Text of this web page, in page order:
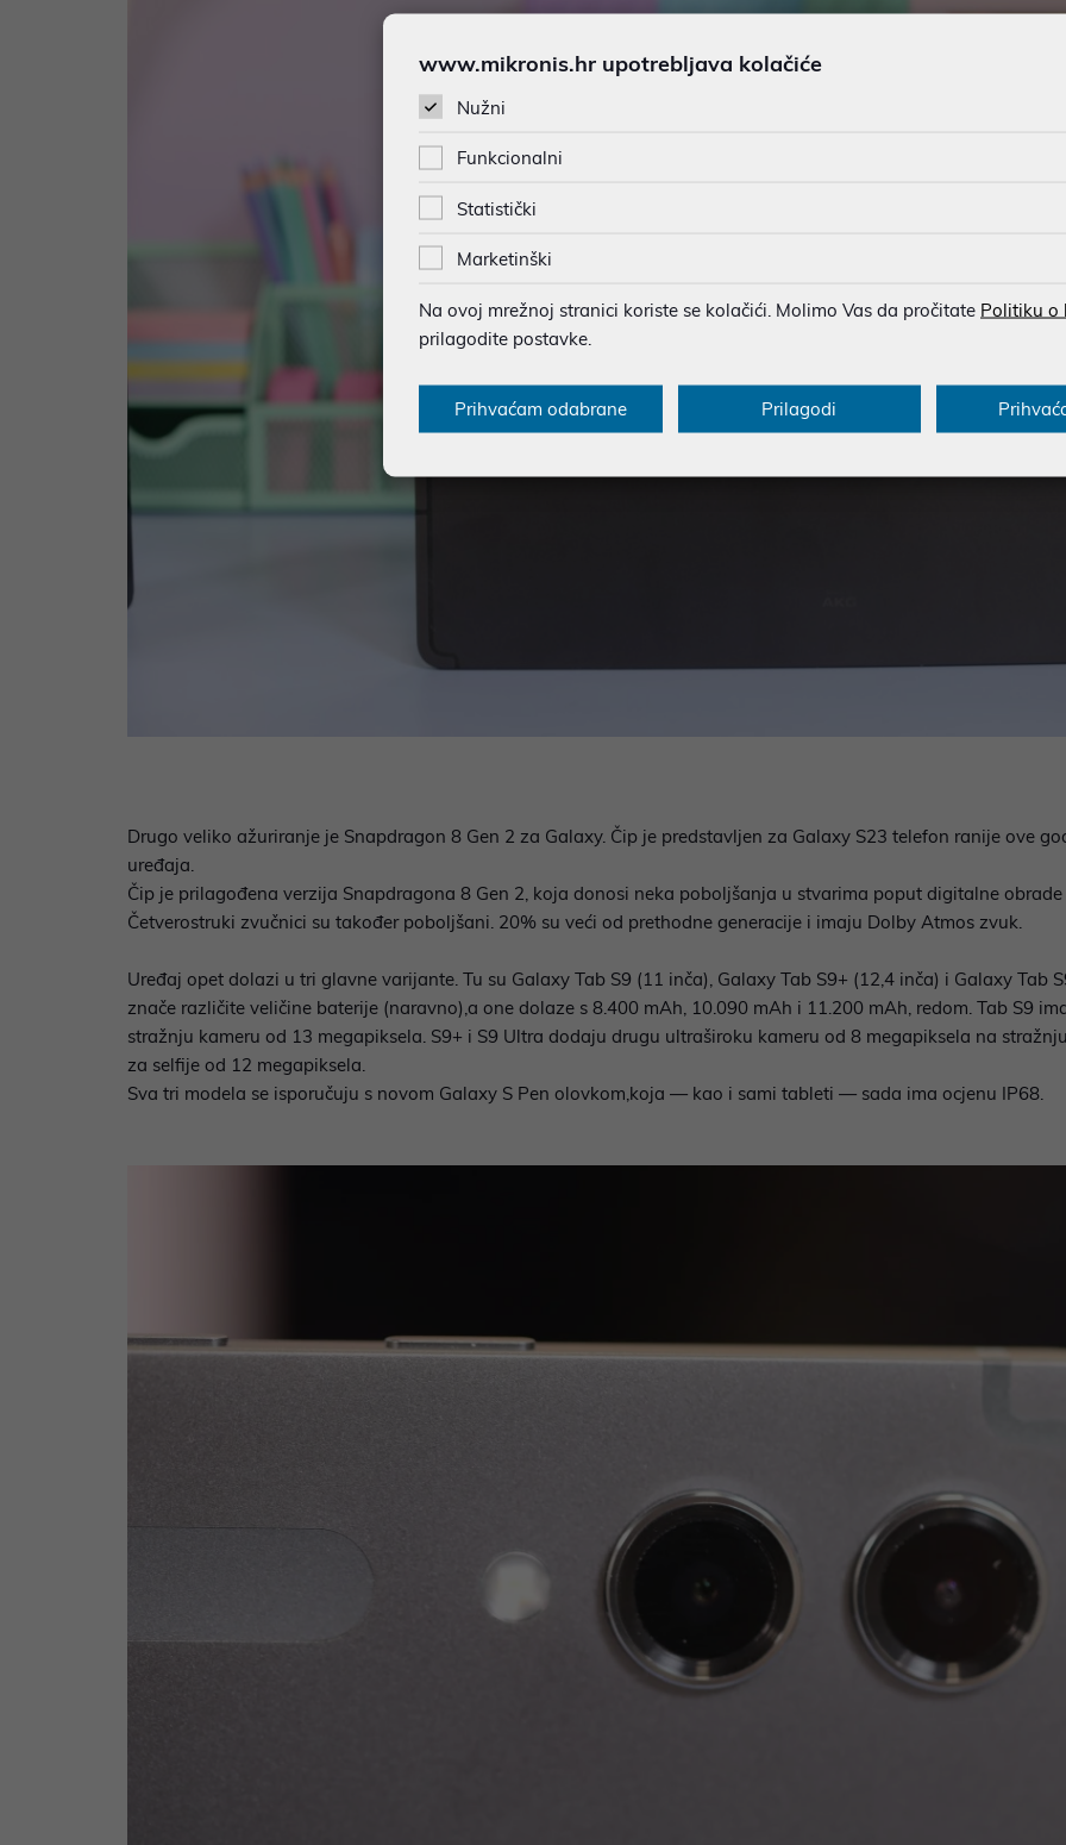
Drugo veliko ažuriranje je Snapdragon 8 Gen 2 za Galaxy. Čip je predstavljen za Galaxy S23 telefon ranije ove
uređaja.
Čip je prilagođena verzija Snapdragona 8 Gen 2, koja donosi neka poboljšanja u stvarima poput digitalne
Četverostruki zvučnici su također poboljšani. 20% su veći od prethodne generacije i imaju Dolby Atmos zvuk.
Uređaj opet dolazi u tri glavne varijante. Tu su Galaxy Tab S9 (11 inča), Galaxy Tab S9+ (12,4 inča) i Galaxy Tab
znače različite veličine baterije (naravno),a one dolaze s 8.400 mAh, 10.090 mAh i 11.200 mAh, redom. Tab S9
stražnju kameru od 13 megapiksela. S9+ i S9 Ultra dodaju drugu ultraširoku kameru od 8 megapiksela na
za selfije od 12 megapiksela.
Sva tri modela se isporučuju s novom Galaxy S Pen olovkom,koja — kao i sami tableti — sada ima ocjenu IP68.
www.mikronis.hr upotrebljava kolačiće
Nužni
Funkcionalni
Statistički
Marketinški
Na ovoj mrežnoj stranici koriste se kolačići. Molimo Vas da pročitate Politiku o
prilagodite postavke.
Prihvaćam odabrane Prilagodi